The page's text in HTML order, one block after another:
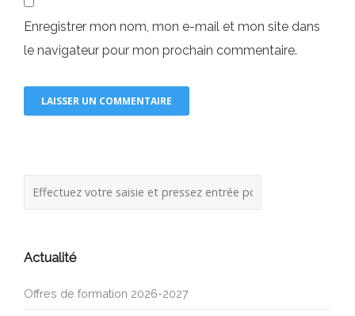
Enregistrer mon nom, mon e-mail et mon site dans
le navigateur pour mon prochain commentaire.
Actualité
Offres de formation 2026-2027